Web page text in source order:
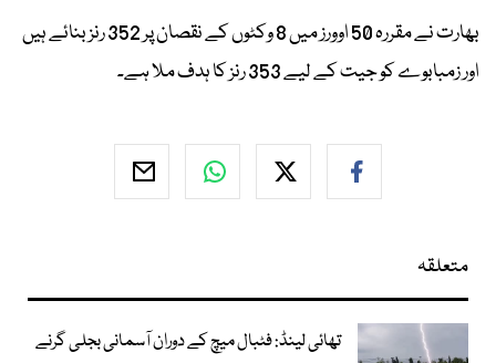
بھارت نے مقررہ 50 اوورز میں 8 وکٹوں کے نقصان پر 352 رنز بنائے ہیں
اور زمبابوے کو جیت کے لیے 353 رنز کا ہدف ملا ہے۔
متعلقہ
تھائی لینڈ: فٹبال میچ کے دوران آسمانی بجلی گرنے